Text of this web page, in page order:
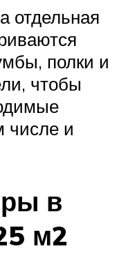
отдельная
полки и
чтобы
числе и
в
м2